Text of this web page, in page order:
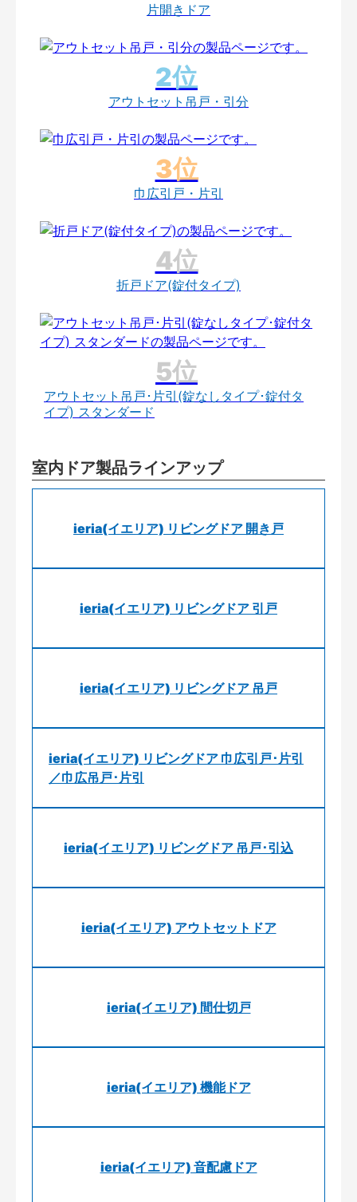
片開きドア
アウトセット吊戸・引分
巾広引戸・片引
折戸ドア(錠付タイプ)
アウトセット吊戸･片引(錠なしタイプ･錠付タ
イプ) スタンダード
室内ドア製品ラインアップ
ieria(イエリア) リビングドア 開き戸
ieria(イエリア) リビングドア 引戸
ieria(イエリア) リビングドア 吊戸
ieria(イエリア) リビングドア 巾広引戸･片引
／巾広吊戸･片引
ieria(イエリア) リビングドア 吊戸･引込
ieria(イエリア) アウトセットドア
ieria(イエリア) 間仕切戸
ieria(イエリア) 機能ドア
ieria(イエリア) 音配慮ドア